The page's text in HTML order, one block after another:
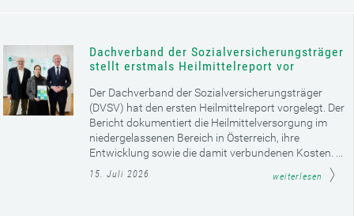
Dachverband der Sozialversicherungsträger
stellt erstmals Heilmittelreport vor
Der Dachverband der Sozialversicherungsträger
(DVSV) hat den ersten Heilmittelreport vorgelegt. Der
Bericht dokumentiert die Heilmittelversorgung im
niedergelassenen Bereich in Österreich, ihre
Entwicklung sowie die damit verbundenen Kosten. ...
15. Juli 2026 weiterlesen